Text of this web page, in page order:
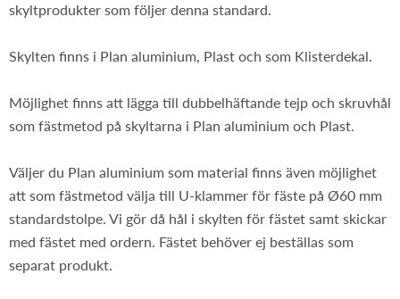
skyltprodukter som följer denna standard.
Skylten finns i Plan aluminium, Plast och som Klisterdekal.
Möjlighet finns att lägga till dubbelhäftande tejp och skruvhål
som fästmetod på skyltarna i Plan aluminium och Plast.
Väljer du Plan aluminium som material finns även möjlighet
att som fästmetod välja till U-klammer för fäste på Ø60 mm
standardstolpe. Vi gör då hål i skylten för fästet samt skickar
med fästet med ordern. Fästet behöver ej beställas som
separat produkt.